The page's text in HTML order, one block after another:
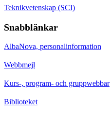
Teknikvetenskap (SCI)
Snabblänkar
AlbaNova, personalinformation
Webbmejl
Kurs-, program- och gruppwebbar
Biblioteket